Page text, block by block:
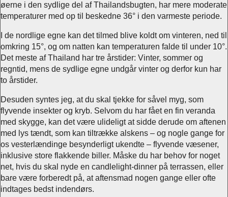
øerne i den sydlige del af Thailandsbugten, har mere moderate
temperaturer med op til beskedne 36° i den varmeste periode.
I de nordlige egne kan det tilmed blive koldt om vinteren, ned til
omkring 15°, og om natten kan temperaturen falde til under 10°.
Det meste af Thailand har tre årstider: Vinter, sommer og
regntid, mens de sydlige egne undgår vinter og derfor kun har
to årstider.
Desuden syntes jeg, at du skal tjekke for såvel myg, som
flyvende insekter og kryb. Selvom du har fået en fin veranda
med skygge, kan det være ulideligt at sidde derude om aftenen
med lys tændt, som kan tiltrække alskens – og nogle gange for
os vesterlændinge besynderligt ukendte – flyvende væsener,
inklusive store flakkende biller. Måske du har behov for noget
net, hvis du skal nyde en candlelight-dinner på terrassen, eller
bare være forberedt på, at aftensmad nogen gange eller ofte
indtages bedst indendørs.